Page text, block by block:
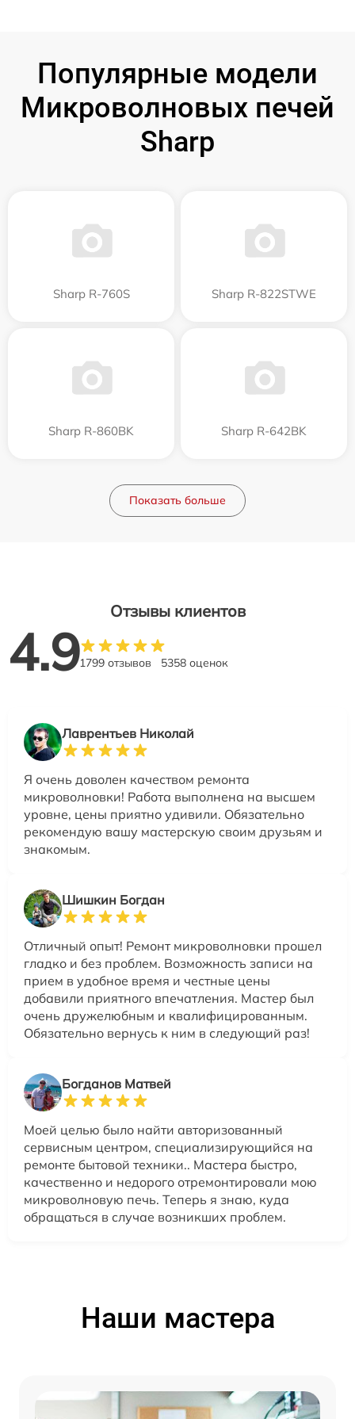
Популярные модели
Микроволновых печей
Sharp
Sharp R-760S Sharp R-822STWE
Sharp R-860BK Sharp R-642BK
Показать больше
Отзывы клиентов
4.91799 отзывов 5358 оценок
Лаврентьев Николай
Я очень доволен качеством ремонта
микроволновки! Работа выполнена на высшем
уровне, цены приятно удивили. Обязательно
рекомендую вашу мастерскую своим друзьям и
знакомым.
Шишкин Богдан
Отличный опыт! Ремонт микроволновки прошел
гладко и без проблем. Возможность записи на
прием в удобное время и честные цены
добавили приятного впечатления. Мастер был
очень дружелюбным и квалифицированным.
Обязательно вернусь к ним в следующий раз!
Богданов Матвей
Моей целью было найти авторизованный
сервисным центром, специализирующийся на
ремонте бытовой техники.. Мастера быстро,
качественно и недорого отремонтировали мою
микроволновую печь. Теперь я знаю, куда
обращаться в случае возникших проблем.
Наши мастера